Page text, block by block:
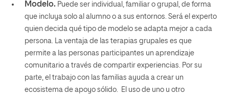
Modelo. Puede ser individual, familiar o grupal, de forma
que incluya solo al alumno o a sus entornos. Será el experto
quien decida qué tipo de modelo se adapta mejor a cada
persona. La ventaja de las terapias grupales es que
permite a las personas participantes un aprendizaje
comunitario a través de compartir experiencias. Por su
parte, el trabajo con las familias ayuda a crear un
ecosistema de apoyo sólido. El uso de uno u otro